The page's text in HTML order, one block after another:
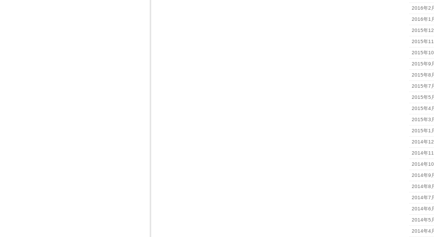
2016年2
2016年1
2015年12
2015年11
2015年10
2015年9
2015年8
2015年7
2015年5
2015年4
2015年3
2015年1
2014年12
2014年11
2014年10
2014年9
2014年8
2014年7
2014年6
2014年5
2014年4